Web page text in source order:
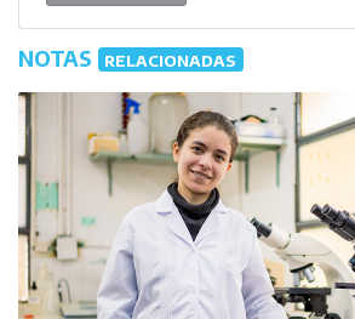
NOTAS RELACIONADAS